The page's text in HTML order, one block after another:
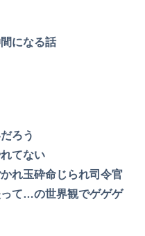
になる話
ろう
てない
れ玉砕命じられ司令官
て…の世界観でゲゲゲ